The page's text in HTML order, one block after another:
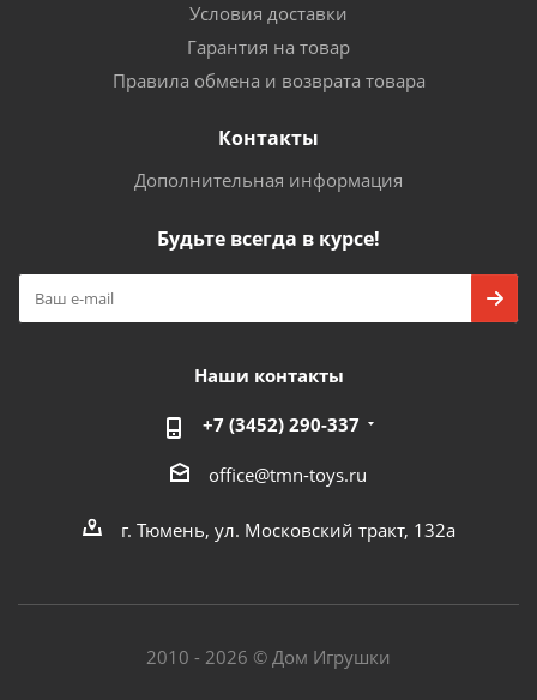
Условия доставки
Гарантия на товар
Правила обмена и возврата товара
Контакты
Дополнительная информация
Будьте всегда в курсе!
Наши контакты
+7 (3452) 290-337
office@tmn-toys.ru
г. Тюмень, ул. Московский тракт, 132а
2010 - 2026 © Дом Игрушки